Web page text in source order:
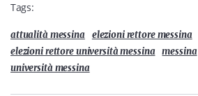
Tags:
attualità messina
elezioni rettore messina
elezioni rettore università messina messina
università messina